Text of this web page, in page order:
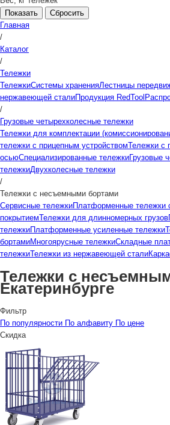
Сбросить
Главная
/
Каталог
/
Тележки
ТележкиСистемы храненияЛестницы
нержавеющей сталиПродукция RedTool
/
Грузовые четырехколесные тележки
Тележки для комплектации
тележки с прицепным устройствомТележки с
осьюСпециализированные тележкиГрузовые
тележкиДвухколесные тележки
/
Тележки с несъемными бортами
Сервисные тележкиПлатформенные тележки
покрытиемТележки для длинномерных грузов
тележкиПлатформенные усиленные тележки
бортамиМногоярусные тележкиСкладные
тележкиТележки из нержавеющей стали
Тележки с
Екатеринбурге
Фильтр
По популярности По алфавиту По цене
Скидка